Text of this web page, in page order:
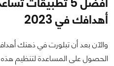
أهدافك في 2023
والآن بعد أن تبلورت في ذهنك
الحصول على المساعدة لتنظيم هذه